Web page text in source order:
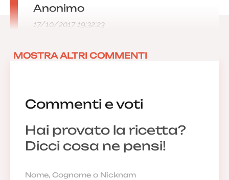
Commenti e voti
Hai provato la ricetta?
Dicci cosa ne pensi!
Anonimo
17/10/2017 19:32:23
MOSTRA ALTRI COMMENTI